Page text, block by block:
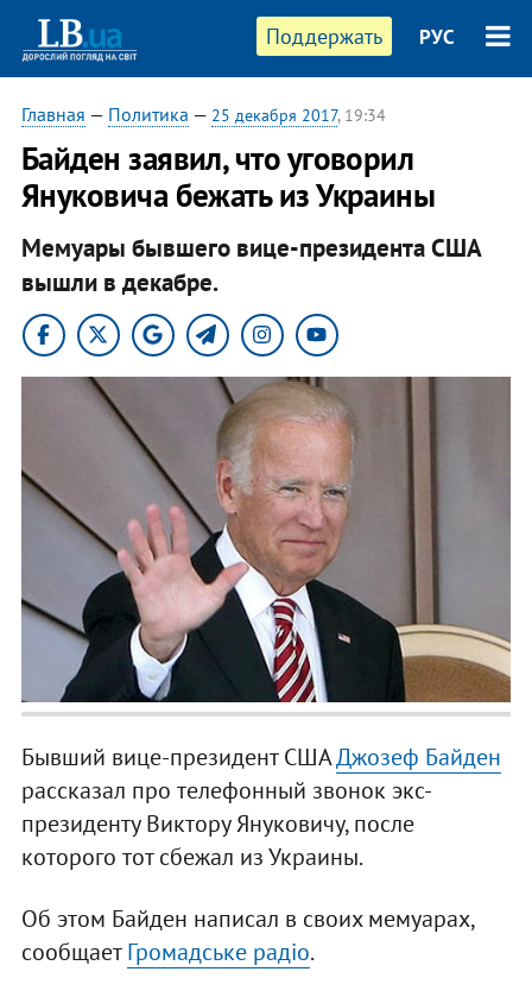
Поддержать РУС
Главная — Политика — 25 декабря 2017, 19:34
Байден заявил, что уговорил
Януковича бежать из Украины
Мемуары бывшего вице-президента США
вышли в декабре.
Бывший вице-президент СШАДжозеф Байден
рассказал про телефонный звонок экс-
президенту Виктору Януковичу, после
которого тот сбежал из Украины.
Об этом Байден написал в своих мемуарах,
сообщаетГромадське радіо.